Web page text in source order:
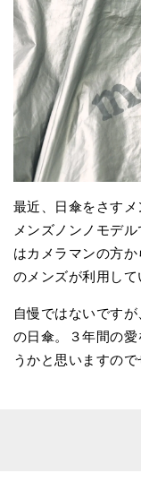
最近、日傘をさすメ
メンズノンノモデ
はカメラマンの方
のメンズが利用して
自慢ではないです
の日傘。３年間の
うかと思いますの